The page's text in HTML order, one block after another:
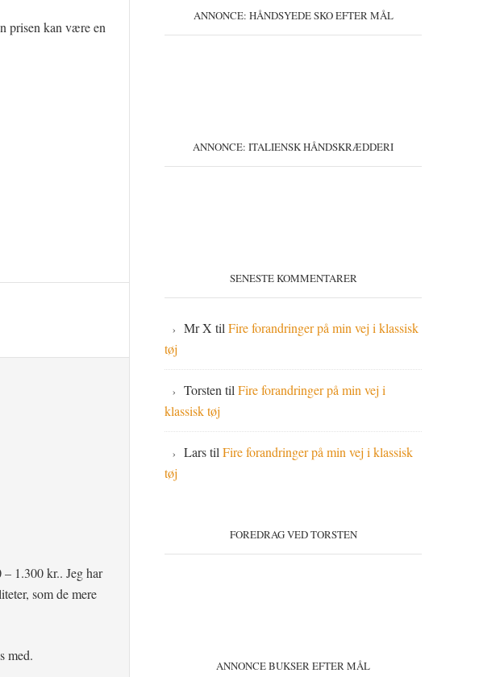
prisen kan være en
1.300 kr.. Jeg har
som de mere
med.
ANNONCE: HÅNDSYEDE SKO EFTER MÅL
ANNONCE: ITALIENSK HÅNDSKRÆDDERI
SENESTE KOMMENTARER
Mr X til Fire forandringer på min vej i klassisk
tøj
Torsten til Fire forandringer på min vej i
klassisk tøj
Larstil Fire forandringer på min vej i klassisk
tøj
FOREDRAG VED TORSTEN
ANNONCE BUKSER EFTER MÅL